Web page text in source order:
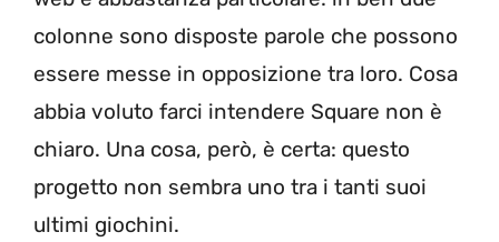
colonne sono disposte parole che possono
essere messe in opposizione tra loro. Cosa
abbia voluto farci intendere Square non è
chiaro. Una cosa, però, è certa: questo
progetto non sembra uno tra i tanti suoi
ultimi giochini.